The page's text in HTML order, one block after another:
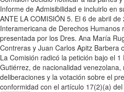
Informe de Admisibilidad e incluirlo en
ANTE LA COMISIÓN 5. El 6 de abril de
Interamericana de Derechos Humanos
presentada por los Dres. Ana María
Contreras y Juan Carlos Apitz Barbera
La Comisión radicó la petición bajo el
Gutiérrez, de nacionalidad venezolana,
deliberaciones y la votación sobre el
conformidad con el artículo 17(2)(a)